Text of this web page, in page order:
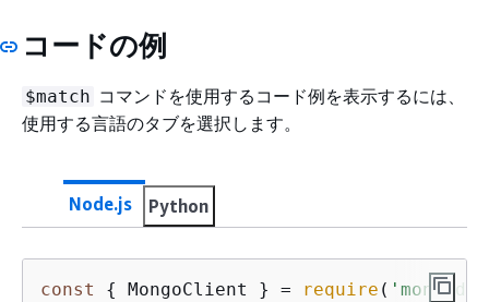
コードの例
$match コマンドを使用するコード例を表示するには、
使用する言語のタブを選択します。
Node.js Python
const { MongoClient } = require ( 'mongodb'